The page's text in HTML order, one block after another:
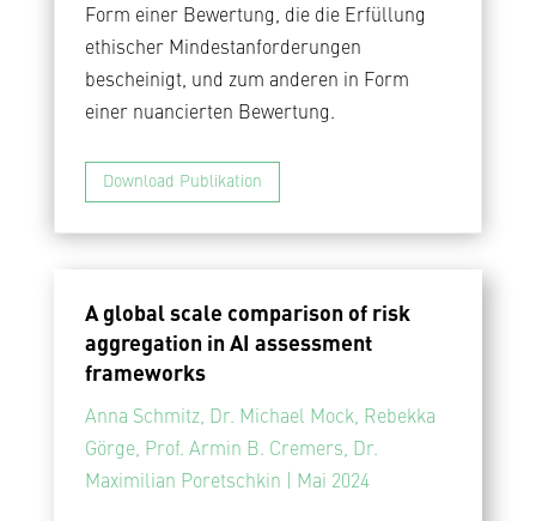
Form einer Bewertung, die die Erfüllung
ethischer Mindestanforderungen
bescheinigt, und zum anderen in Form
einer nuancierten Bewertung.
Download Publikation
A global scale comparison of risk
aggregation in AI assessment
frameworks
Anna Schmitz, Dr. Michael Mock, Rebekka
Görge, Prof. Armin B. Cremers, Dr.
Maximilian Poretschkin | Mai 2024